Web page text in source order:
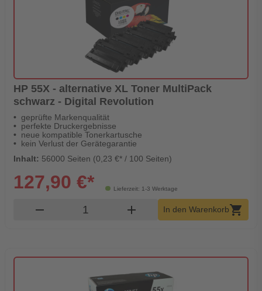
HP 55X - alternative XL Toner MultiPack
schwarz - Digital Revolution
geprüfte Markenqualität
perfekte Druckergebnisse
neue kompatible Tonerkartusche
kein Verlust der Gerätegarantie
Inhalt: 56000 Seiten (0,23 €* / 100 Seiten)
Lieferzeit: 1-3 Werktage
127,90 €*
remove Produkt Warenkorb Menge
add In den Warenkorbshopping_cart